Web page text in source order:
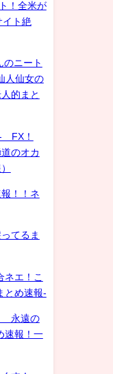
！全米が
イト絶
のニート
人仙女の
的まと
FX！
のオカ
！！ネ
てるま
ネエ！こ
とめ速報-
永遠の
速報！一